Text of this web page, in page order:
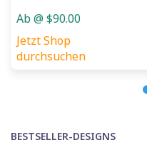
Ab @ $90.00
Jetzt Shop
durchsuchen
BESTSELLER-DESIGNS